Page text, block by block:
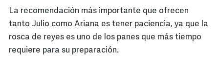
La recomendación más importante que ofrecen
tanto Julio como Ariana es tener paciencia, ya que la
rosca de reyes es uno de los panes que más tiempo
requiere para su preparación.